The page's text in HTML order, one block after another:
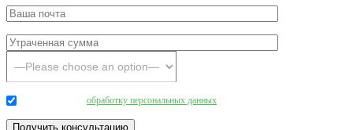
обработку персональных данных